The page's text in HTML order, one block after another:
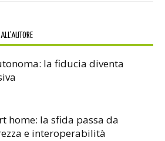
la fiducia diventa
home: la sfida passa da
e interoperabilità